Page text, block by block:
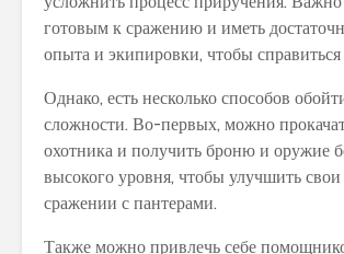
готовым к сражению и иметь
опыта и экипировки, чтобы
Однако, есть несколько способов
сложности. Во-первых, можно
охотника и получить броню и оружие
высокого уровня, чтобы улучшить
сражении с пантерами.
Также можно привлечь себе